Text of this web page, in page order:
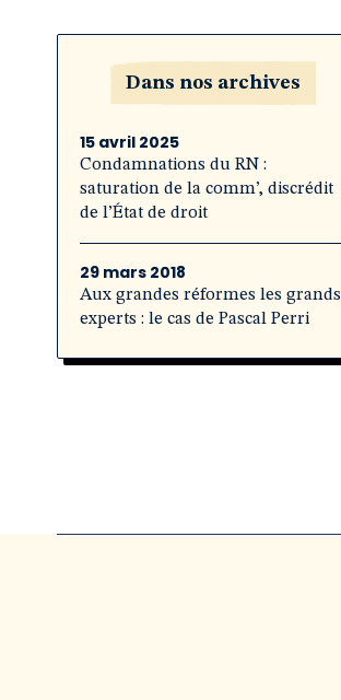
Dans nos archives
15 avril 2025
Condamnations du RN :
saturation de la comm’, discrédit
de l’État de droit
29 mars 2018
Aux grandes réformes les grands
experts : le cas de Pascal Perri